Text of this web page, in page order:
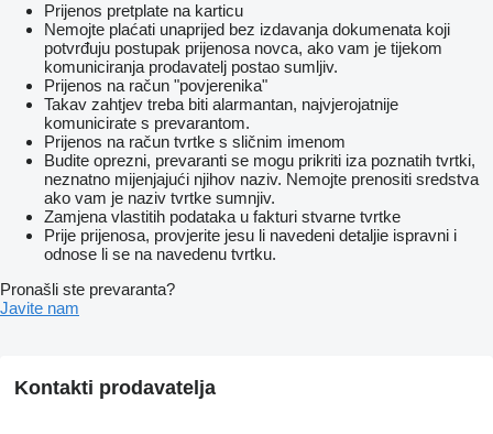
Prijenos pretplate na karticu
Nemojte plaćati unaprijed bez izdavanja dokumenata koji
potvrđuju postupak prijenosa novca, ako vam je tijekom
komuniciranja prodavatelj postao sumljiv.
Prijenos na račun "povjerenika"
Takav zahtjev treba biti alarmantan, najvjerojatnije
komunicirate s prevarantom.
Prijenos na račun tvrtke s sličnim imenom
Budite oprezni, prevaranti se mogu prikriti iza poznatih tvrtki,
neznatno mijenjajući njihov naziv. Nemojte prenositi sredstva
ako vam je naziv tvrtke sumnjiv.
Zamjena vlastitih podataka u fakturi stvarne tvrtke
Prije prijenosa, provjerite jesu li navedeni detaljie ispravni i
odnose li se na navedenu tvrtku.
Pronašli ste prevaranta?
Javite nam
Kontakti prodavatelja